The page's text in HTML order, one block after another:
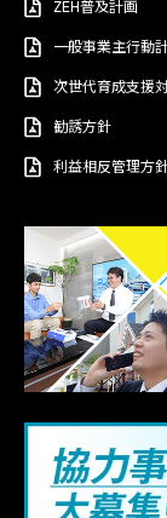
ZEH普及計画
一般事業主行動
次世代育成支援
勧誘方針
利益相反管理方